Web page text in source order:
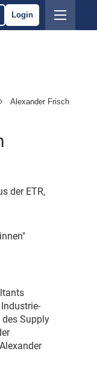
Login
Alexander Frisch
der ETR,
des Supply